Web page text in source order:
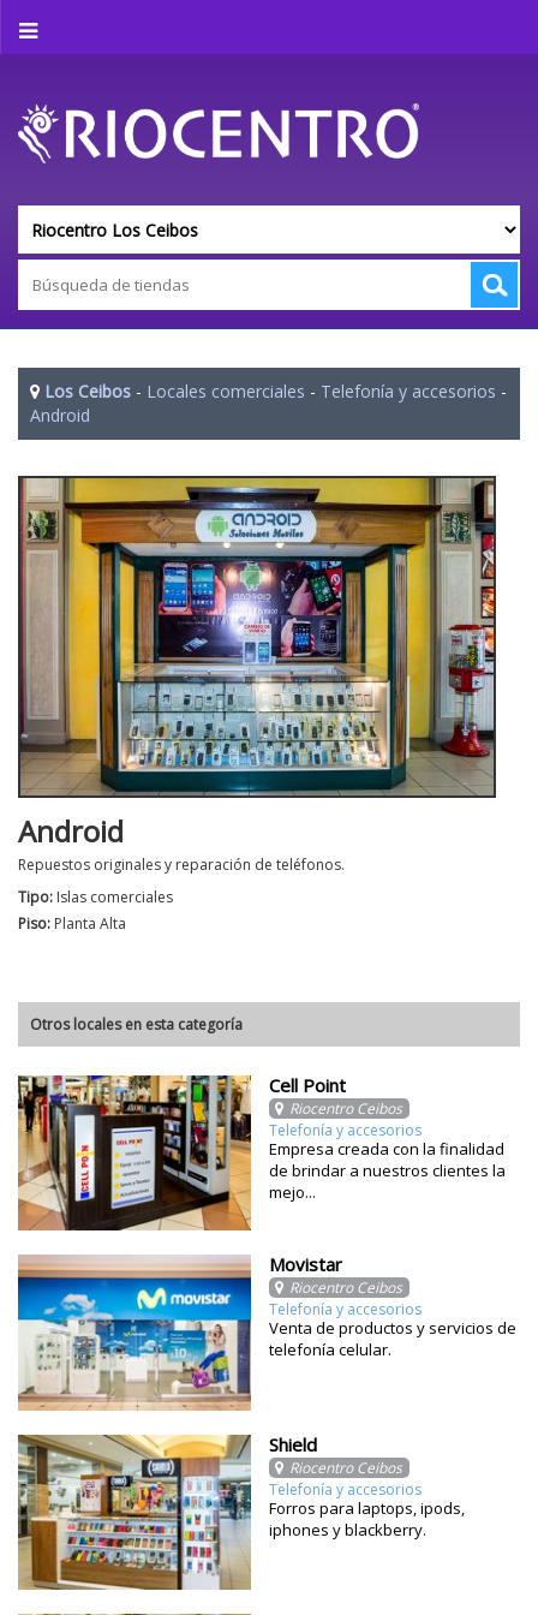
Los Ceibos - Locales comerciales - Telefonía y accesorios -
Android
Android
Repuestos originales y reparación de teléfonos.
Tipo: Islas comerciales
Piso: Planta Alta
Otros locales en esta categoría
Cell Point
Riocentro Ceibos
Telefonía y accesorios
Empresa creada con la finalidad
de brindar a nuestros clientes la
mejo...
Movistar
Riocentro Ceibos
Telefonía y accesorios
Venta de productos y servicios de
telefonía celular.
Shield
Riocentro Ceibos
Telefonía y accesorios
Forros para laptops, ipods,
iphones y blackberry.